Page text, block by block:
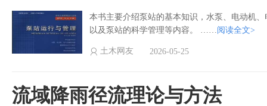
本书主要介绍泵站的基本知识，水泵、电动机
以及泵站的科学管理等内容。 ……阅读全文>
土木网友 2026-05-25
流域降雨径流理论与方法